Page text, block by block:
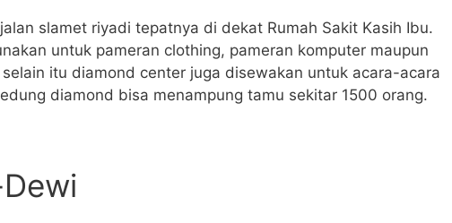
slamet riyadi tepatnya di dekat Rumah Sakit Kasih Ibu.
untuk pameran clothing, pameran komputer maupun
itu diamond center juga disewakan untuk acara-acara
diamond bisa menampung tamu sekitar 1500 orang.